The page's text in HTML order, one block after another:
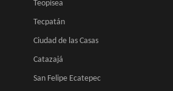
Teopisea
Tecpatán
Ciudad de las Casas
Catazajá
San Felipe Ecatepec